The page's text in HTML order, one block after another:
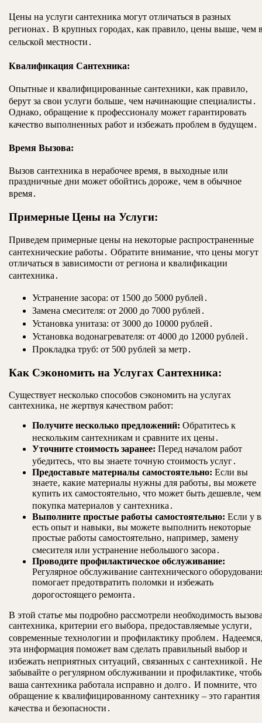
Цены на услуги сантехника могут отличаться в разных
регионах․ В крупных городах‚ как правило‚ цены выше‚ чем
сельской местности․
Квалификация Сантехника:
Опытные и квалифицированные сантехники‚ как правило‚
берут за свои услуги больше‚ чем начинающие специалисты․
Однако‚ обращение к профессионалу может гарантировать
качество выполненных работ и избежать проблем в будущем․
Время Вызова:
Вызов сантехника в нерабочее время‚ в выходные или
праздничные дни может обойтись дороже‚ чем в обычное
время․
Примерные Цены на Услуги:
Приведем примерные цены на некоторые распространенные
сантехнические работы․ Обратите внимание‚ что цены могут
отличаться в зависимости от региона и квалификации
сантехника․
Устранение засора: от 1500 до 5000 рублей․
Замена смесителя: от 2000 до 7000 рублей․
Установка унитаза: от 3000 до 10000 рублей․
Установка водонагревателя: от 4000 до 12000 рублей․
Прокладка труб: от 500 рублей за метр․
Как Сэкономить на Услугах Сантехника:
Существует несколько способов сэкономить на услугах
сантехника‚ не жертвуя качеством работ:
Получите несколько предложений: Обратитесь к
нескольким сантехникам и сравните их цены․
Уточните стоимость заранее: Перед началом работ
убедитесь‚ что вы знаете точную стоимость услуг․
Предоставьте материалы самостоятельно: Если вы
знаете‚ какие материалы нужны для работы‚ вы можете
купить их самостоятельно‚ что может быть дешевле‚ чем
покупка материалов у сантехника․
Выполните простые работы самостоятельно: Если у
есть опыт и навыки‚ вы можете выполнить некоторые
простые работы самостоятельно‚ например‚ замену
смесителя или устранение небольшого засора․
Проводите профилактическое обслуживание:
Регулярное обслуживание сантехнического
помогает предотвратить поломки и избежать
дорогостоящего ремонта․
В этой статье мы подробно рассмотрели необходимость
сантехника‚ критерии его выбора‚ предоставляемые услуги‚
современные технологии и профилактику проблем․
эта информация поможет вам сделать правильный выбор и
избежать неприятных ситуаций‚ связанных с сантехникой․ Не
забывайте о регулярном обслуживании и профилактике‚
ваша сантехника работала исправно и долго․ И помните‚ что
обращение к квалифицированному сантехнику – это гарантия
качества и безопасности․